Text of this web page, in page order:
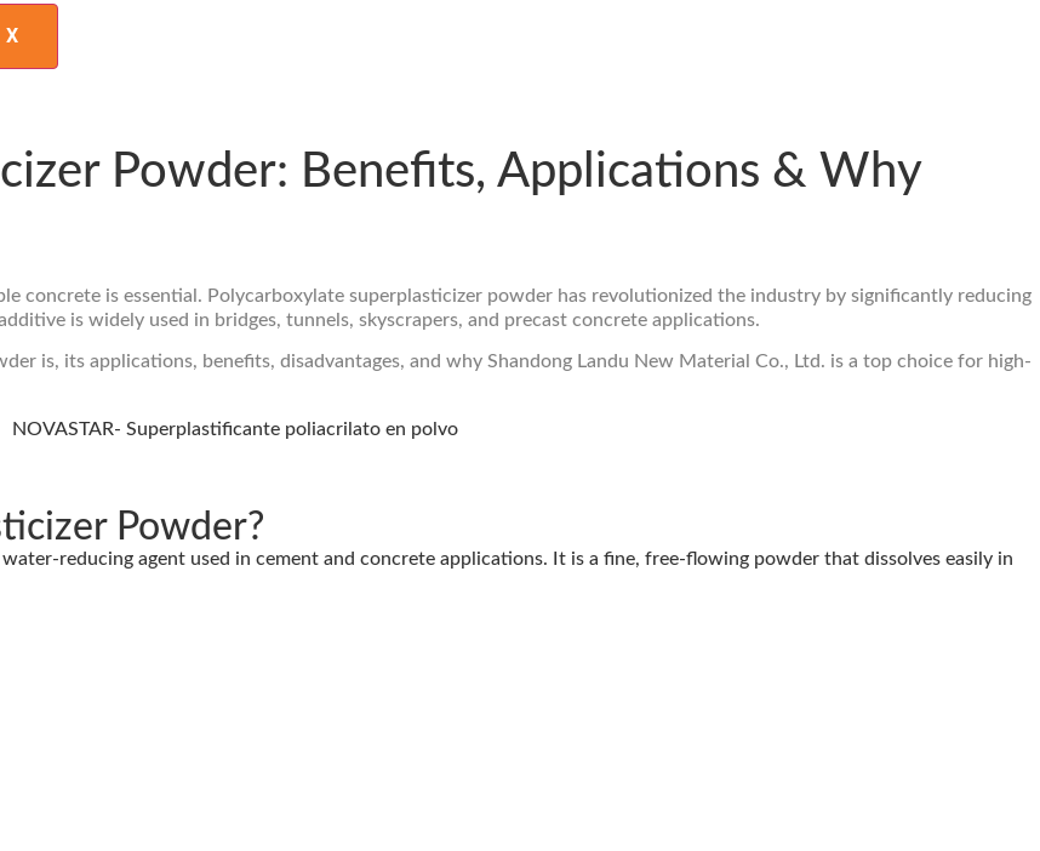
X
Powder: Benefits, Applications & Why
concrete is essential. Polycarboxylate superplasticizer powder has revolutionized the industry by significantly reducing
is widely used in bridges, tunnels, skyscrapers, and precast concrete applications.
is, its applications, benefits, disadvantages, and why Shandong Landu New Material Co., Ltd. is a top choice for high-
Powder?
reducing agent used in cement and concrete applications. It is a fine, free-flowing powder that dissolves easily in